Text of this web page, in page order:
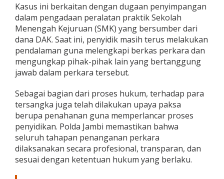
i
D
A
K
Kasus ini berkaitan dengan dugaan penyimpangan
dalam pengadaan peralatan praktik Sekolah
Menengah Kejuruan (SMK) yang bersumber dari
dana DAK. Saat ini, penyidik masih terus melakukan
pendalaman guna melengkapi berkas perkara dan
mengungkap pihak-pihak lain yang bertanggung
jawab dalam perkara tersebut.
Sebagai bagian dari proses hukum, terhadap para
tersangka juga telah dilakukan upaya paksa
berupa penahanan guna memperlancar proses
penyidikan. Polda Jambi memastikan bahwa
seluruh tahapan penanganan perkara
dilaksanakan secara profesional, transparan, dan
sesuai dengan ketentuan hukum yang berlaku.